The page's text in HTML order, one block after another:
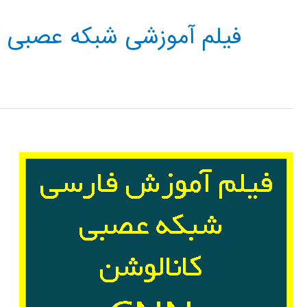
فیلم آموزشی شبکه عصبی